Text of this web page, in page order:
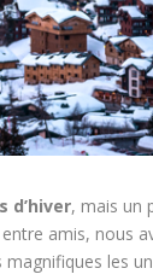
d’hiver, mais un
amis, nous
les